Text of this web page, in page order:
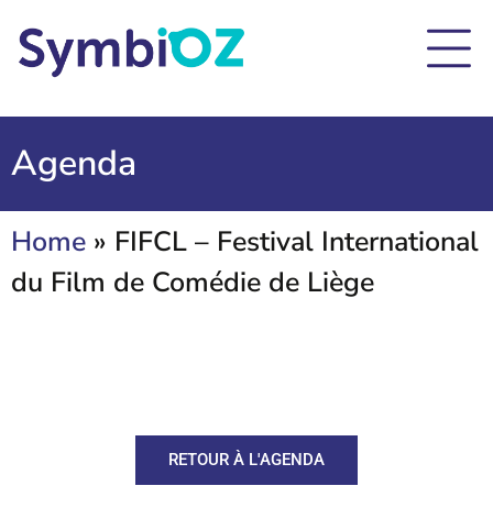
Agenda
Home » FIFCL – Festival International
du Film de Comédie de Liège
RETOUR À L'AGENDA